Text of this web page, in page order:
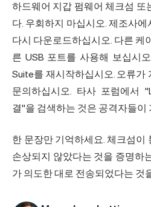
하드웨어 지갑 펌웨어 체크섬 또
다. 우회하지 마십시오. 제조사
다시 다운로드하십시오. 다른 케
른 USB 포트를 사용해 보십시
Suite를 재시작하십시오. 오류가
문의하십시오. 타사 포럼에서
결"을 검색하는 것은 공격자들이
한 문장만 기억하세요. 체크섬이
손상되지 않았다는 것을 증명하
가 의도한 대로 전송되었다는 것